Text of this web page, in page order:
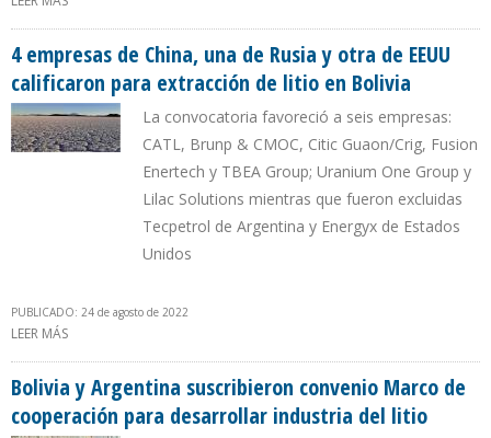
4 empresas de China, una de Rusia y otra de EEUU
calificaron para extracción de litio en Bolivia
La convocatoria favoreció a seis empresas:
CATL, Brunp & CMOC, Citic Guaon/Crig, Fusion
Enertech y TBEA Group; Uranium One Group y
Lilac Solutions mientras que fueron excluidas
Tecpetrol de Argentina y Energyx de Estados
Unidos
PUBLICADO: 24 de agosto de 2022
LEER MÁS
Bolivia y Argentina suscribieron convenio Marco de
cooperación para desarrollar industria del litio